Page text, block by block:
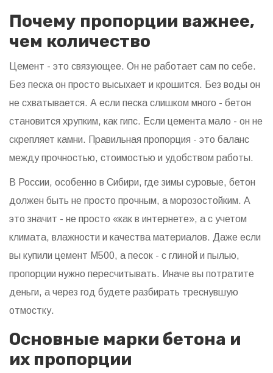
Почему пропорции важнее,
чем количество
Цемент - это связующее. Он не работает сам по себе.
Без песка он просто высыхает и крошится. Без воды он
не схватывается. А если песка слишком много - бетон
становится хрупким, как гипс. Если цемента мало - он не
скрепляет камни. Правильная пропорция - это баланс
между прочностью, стоимостью и удобством работы.
В России, особенно в Сибири, где зимы суровые, бетон
должен быть не просто прочным, а морозостойким. А
это значит - не просто «как в интернете», а с учетом
климата, влажности и качества материалов. Даже если
вы купили цемент М500, а песок - с глиной и пылью,
пропорции нужно пересчитывать. Иначе вы потратите
деньги, а через год будете разбирать треснувшую
отмостку.
Основные марки бетона и
их пропорции